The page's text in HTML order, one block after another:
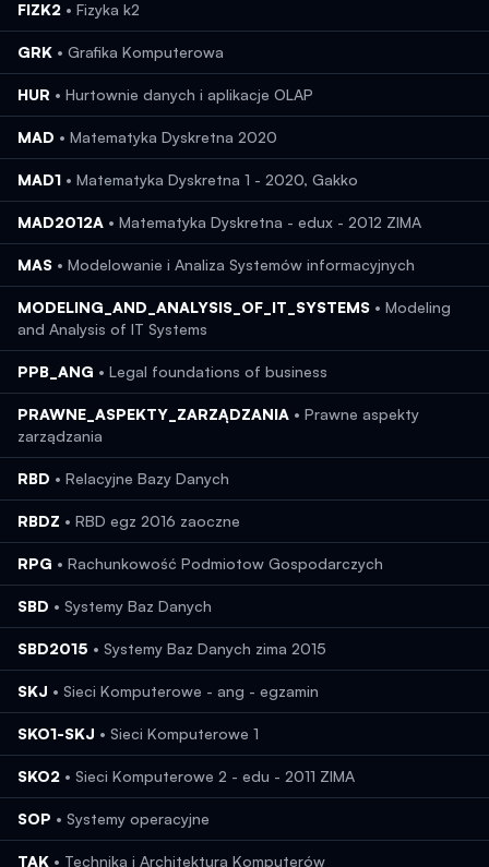
FIZK2 • Fizyka k2
GRK • Grafika Komputerowa
HUR • Hurtownie danych i aplikacje OLAP
MAD • Matematyka Dyskretna 2020
MAD1 • Matematyka Dyskretna 1 - 2020, Gakko
MAD2012A • Matematyka Dyskretna - edux - 2012 ZIMA
MAS • Modelowanie i Analiza Systemów informacyjnych
MODELING_AND_ANALYSIS_OF_IT_SYSTEMS • Modeling
and Analysis of IT Systems
PPB_ANG • Legal foundations of business
PRAWNE_ASPEKTY_ZARZĄDZANIA • Prawne aspekty
zarządzania
RBD • Relacyjne Bazy Danych
RBDZ • RBD egz 2016 zaoczne
RPG • Rachunkowość Podmiotow Gospodarczych
SBD • Systemy Baz Danych
SBD2015 • Systemy Baz Danych zima 2015
SKJ • Sieci Komputerowe - ang - egzamin
SKO1-SKJ • Sieci Komputerowe 1
SKO2 • Sieci Komputerowe 2 - edu - 2011 ZIMA
SOP • Systemy operacyjne
TAK • Technika i Architektura Komputerów